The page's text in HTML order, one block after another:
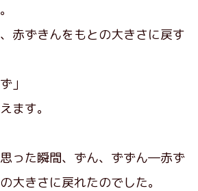
赤ずきんをもとの大きさに戻す
」
ます。
った瞬間、ずん、ずずん―赤ず
大きさに戻れたのでした。